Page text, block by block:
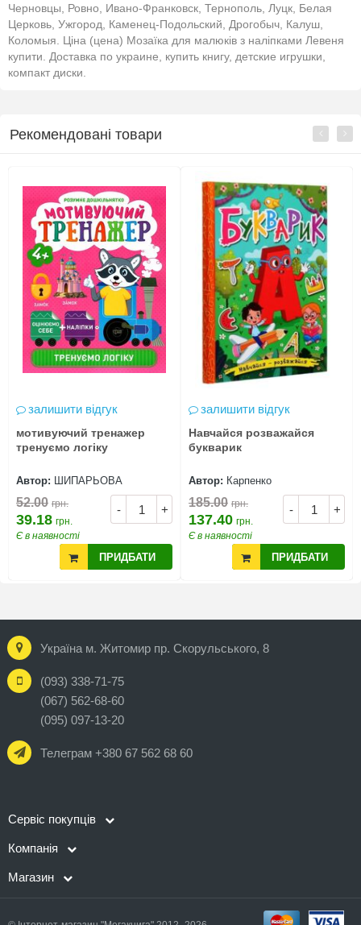
Черновцы, Ровно, Ивано-Франковск, Тернополь, Луцк, Белая
Церковь, Ужгород, Каменец-Подольский, Дрогобыч, Калуш,
Коломыя. Ціна (цена) Мозаїка для малюків з наліпками Левеня
купити. Доставка по украине, купить книгу, детские игрушки,
компакт диски.
Рекомендовані товари
залишити відгук
мотивуючий тренажер
тренуємо логіку
Автор: ШИПАРЬОВА
- +
52.00 грн.
39.18 грн.
Є в наявності
ПРИДБАТИ
залишити відгук
Навчайся розважайся
букварик
Автор: Карпенко
- +
185.00 грн.
137.40 грн.
Є в наявності
ПРИДБАТИ
Україна м. Житомир пр. Скорульського, 8
(093) 338-71-75
(067) 562-68-60
(095) 097-13-20
Телеграм +380 67 562 68 60
Сервіс покупців
Компанія
Магазин